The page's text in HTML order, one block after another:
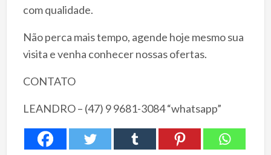
com qualidade.
Não perca mais tempo, agende hoje mesmo sua
visita e venha conhecer nossas ofertas.
CONTATO
LEANDRO – (47) 9 9681-3084 “whatsapp”